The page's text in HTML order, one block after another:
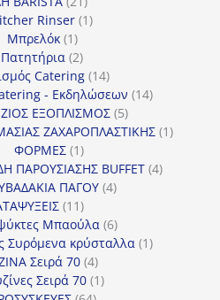
προϊόντα
Rinser 11
Μπρελόκ 11
προϊόν
Πατητήρια 22
προϊόντα
Catering 1414
προϊόντα
- Εκδηλώσεων 1414
ΕΞΟΠΛΙΣΜΟΣ 55
προϊόντα
ΖΑΧΑΡΟΠΛΑΣΤΙΚΗΣ 11
ΦΟΡΜΕΣ 11
προϊόν
ΠΑΡΟΥΣΙΑΣΗΣ BUFFET 44
ΠΑΓΟΥ 44
1111
προϊόντα
Μπαούλα 66
προϊόντα
Συρόμενα κρύσταλλα 11
Σειρά 70 44
προϊόντα
Σειρά 70 11